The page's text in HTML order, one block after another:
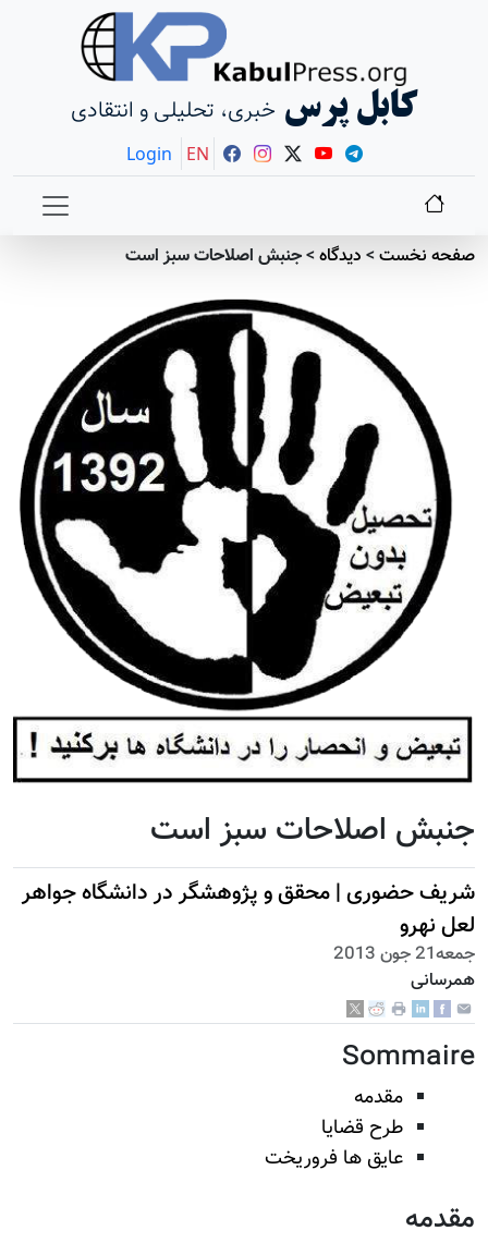
کابل پرس خبری، تحلیلی و انتقادی
Login EN
صفحه نخست> دیدگاه>جنبش اصلاحات سبز است
جنبش اصلاحات سبز است
شریف حضوری | محقق و پژوهشگر در دانشگاه جواهر
لعل نهرو
جمعه21 جون 2013
همرسانی
Sommaire
مقدمه
طرح قضایا
عایق ها فروریخت
مقدمه